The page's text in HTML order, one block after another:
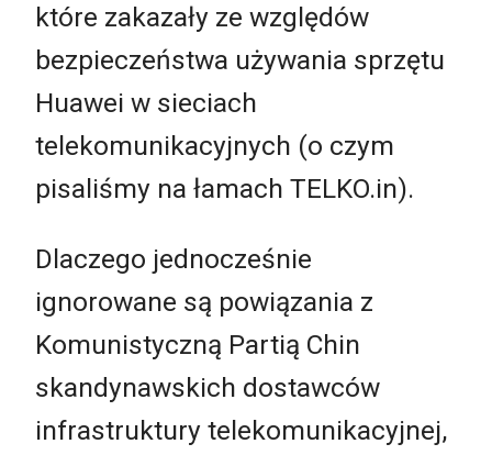
które zakazały ze względów
bezpieczeństwa używania sprzętu
Huawei w sieciach
telekomunikacyjnych (o czym
pisaliśmy na łamach TELKO.in).
Dlaczego jednocześnie
ignorowane są powiązania z
Komunistyczną Partią Chin
skandynawskich dostawców
infrastruktury telekomunikacyjnej,